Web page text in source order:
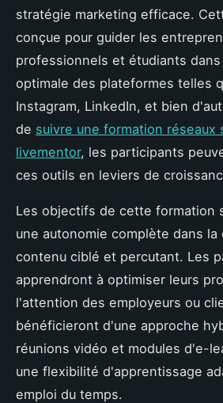
stratégie marketing efficace.
conçue pour guider les
professionnels et étudiants
optimale des plateformes telles
Instagram, LinkedIn, et bien
de suivre une formation réseaux
livementor, les participants
ces outils en leviers de
Les objectifs de cette formation
une autonomie complète dans la
contenu ciblé et percutant. Les
apprendront à optimiser leurs
l'attention des employeurs ou
bénéficieront d'une approche
réunions vidéo et modules d'e-
une flexibilité d'apprentissage
emploi du temps.